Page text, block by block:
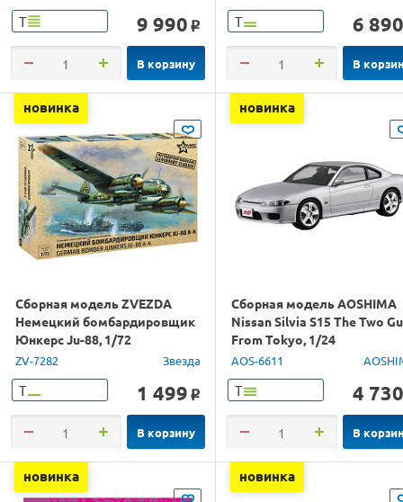
Т 9 990 o
В корзину
Т 6 890
В
новинка
Сборная модель ZVEZDA
Немецкий бомбардировщик
Юнкерс Ju-88, 1/72
ZV-7282 Звезда
Т 1 499 o
В корзину
новинка
Сборная модель AOSHIMA
Nissan Silvia S15 The Two
From Tokyo, 1/24
AOS-6611
Т 4 730
В
новинка новинка